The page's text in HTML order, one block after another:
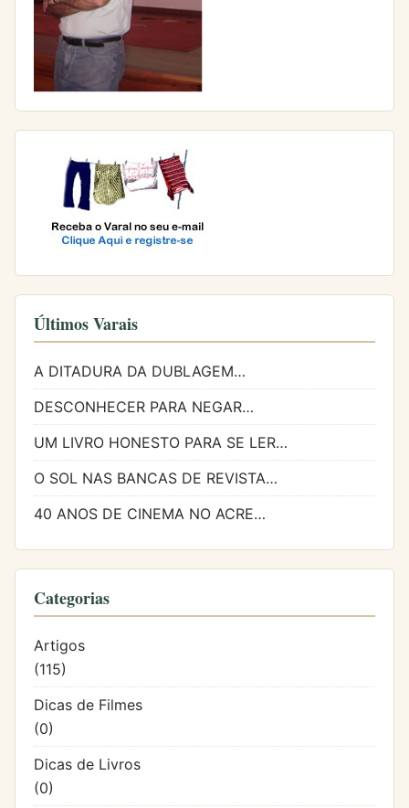
Últimos Varais
A DITADURA DA DUBLAGEM…
DESCONHECER PARA NEGAR…
UM LIVRO HONESTO PARA SE LER…
O SOL NAS BANCAS DE REVISTA…
40 ANOS DE CINEMA NO ACRE…
Categorias
Artigos
(115)
Dicas de Filmes
(0)
Dicas de Livros
(0)